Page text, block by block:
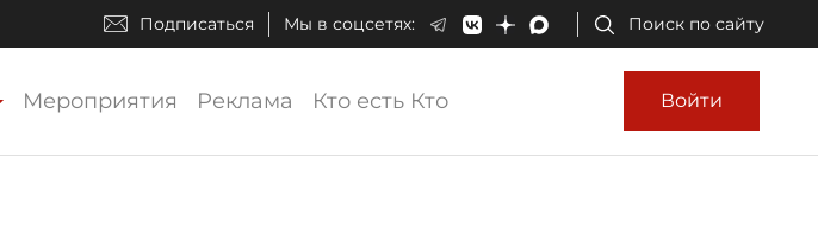
Подписаться Мы в соцсетях: Поиск по сайту
Мероприятия Реклама Кто есть Кто Войти